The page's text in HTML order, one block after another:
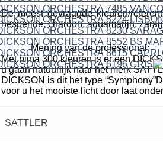
De meest gevraagde kleuren/
hesperide, chardon, aquamarijn,
Mening van de professional:
Met bijna 300 kleuren is er een
u gaan natuurlijk naar het merk
DICKSON is dit het type
voor u het mooiste licht door laat
SATTLER